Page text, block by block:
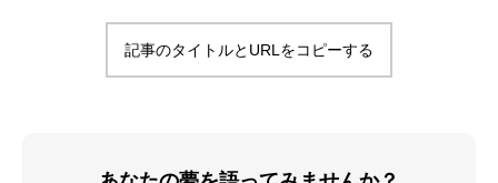
記事のタイトルとURLをコピーする